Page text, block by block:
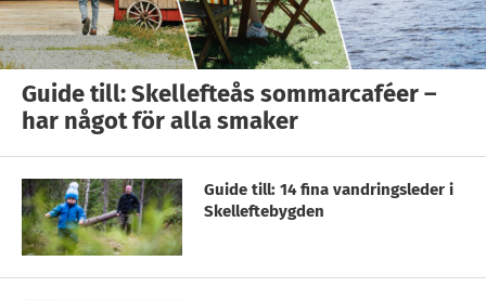
Guide till: Skellefteås sommarcaféer –
har något för alla smaker
Guide till: 14 fina vandringsleder i
Skelleftebygden